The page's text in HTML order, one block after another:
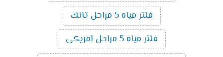
فلتر مياه 5 مراحل تانك
فلتر مياه 5 مراحل امريكى